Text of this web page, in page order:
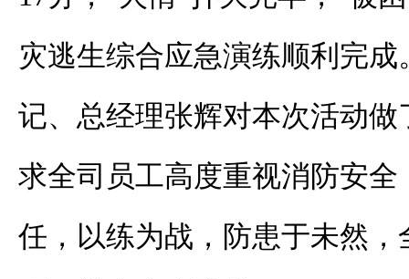
灾逃生综合应急演练顺利完
记、总经理张辉对本次活动
求全司员工高度重视消防安
任，以练为战，防患于未然